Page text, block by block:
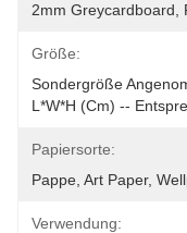
2mm Greycardboard,
Größe:
Sondergröße
L*W*H (cm) --
Papiersorte:
Pappe, Art Paper,
Verwendung: